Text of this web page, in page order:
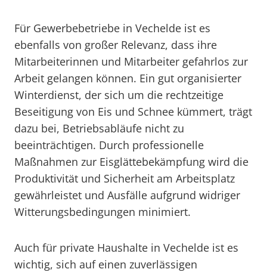
Für Gewerbebetriebe in Vechelde ist es
ebenfalls von großer Relevanz, dass ihre
Mitarbeiterinnen und Mitarbeiter gefahrlos zur
Arbeit gelangen können. Ein gut organisierter
Winterdienst, der sich um die rechtzeitige
Beseitigung von Eis und Schnee kümmert, trägt
dazu bei, Betriebsabläufe nicht zu
beeinträchtigen. Durch professionelle
Maßnahmen zur Eisglättebekämpfung wird die
Produktivität und Sicherheit am Arbeitsplatz
gewährleistet und Ausfälle aufgrund widriger
Witterungsbedingungen minimiert.
Auch für private Haushalte in Vechelde ist es
wichtig, sich auf einen zuverlässigen